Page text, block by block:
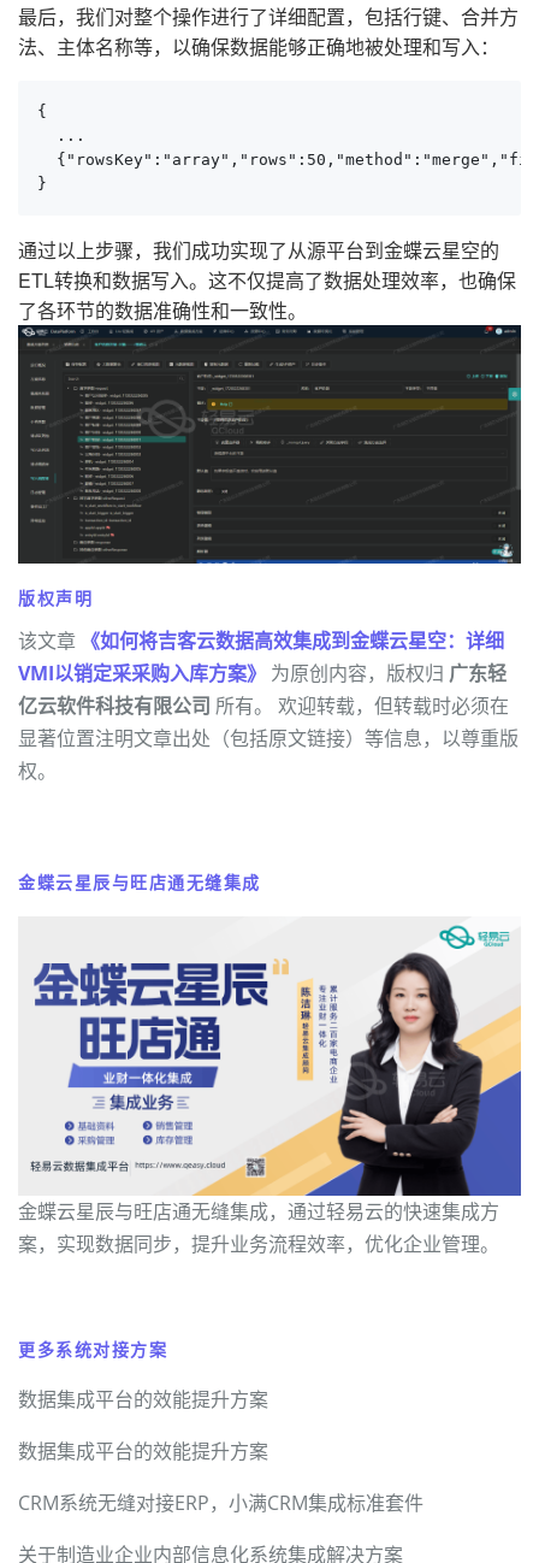
最后，我们对整个操作进行了详细配置，包括行键、合并方
法、主体名称等，以确保数据能够正确地被处理和写入：
{
  ...
}
通过以上步骤，我们成功实现了从源平台到金蝶云星空的
ETL转换和数据写入。这不仅提高了数据处理效率，也确保
了各环节的数据准确性和一致性。
版权声明
该文章 《如何将吉客云数据高效集成到金蝶云星空：详细
VMI以销定采采购入库方案》 为原创内容，版权归 广东轻
亿云软件科技有限公司 所有。 欢迎转载，但转载时必须在
显著位置注明文章出处（包括原文链接）等信息，以尊重版
权。
金蝶云星辰与旺店通无缝集成
金蝶云星辰与旺店通无缝集成，通过轻易云的快速集成方
案，实现数据同步，提升业务流程效率，优化企业管理。
更多系统对接方案
数据集成平台的效能提升方案
数据集成平台的效能提升方案
CRM系统无缝对接ERP，小满CRM集成标准套件
关于制造业企业内部信息化系统集成解决方案